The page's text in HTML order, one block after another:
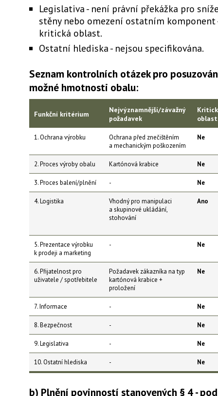
Legislativa - není právní překážka pro
stěny nebo omezení ostatním komponent
kritická oblast.
Ostatní hlediska - nejsou specifikována.
Seznam kontrolních otázek pro
možné hmotnosti obalu:
Funkční kritérium
Nejvýznamnější/závažný
požadavek
oblast
1. Ochrana výrobku
Ochrana před znečištěním
a mechanickým poškozením
Ne
2. Proces výroby obalu Kartónová krabice Ne
3. Proces balení/plnění - Ne
4. Logistika
Vhodný pro manipulaci
a skupinové ukládání,
stohování
Ano
5. Prezentace výrobku
k prodeji a marketing
- Ne
6. Přijatelnost pro
uživatele / spotřebitele
Požadavek zákazníka na typ
kartónová krabice +
proložení
Ne
7. Informace - Ne
8. Bezpečnost - Ne
9. Legislativa - Ne
10. Ostatní hlediska - Ne
b) Plnění povinností stanovených § 4 -